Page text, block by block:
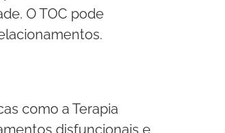
O TOC pode
como a Terapia